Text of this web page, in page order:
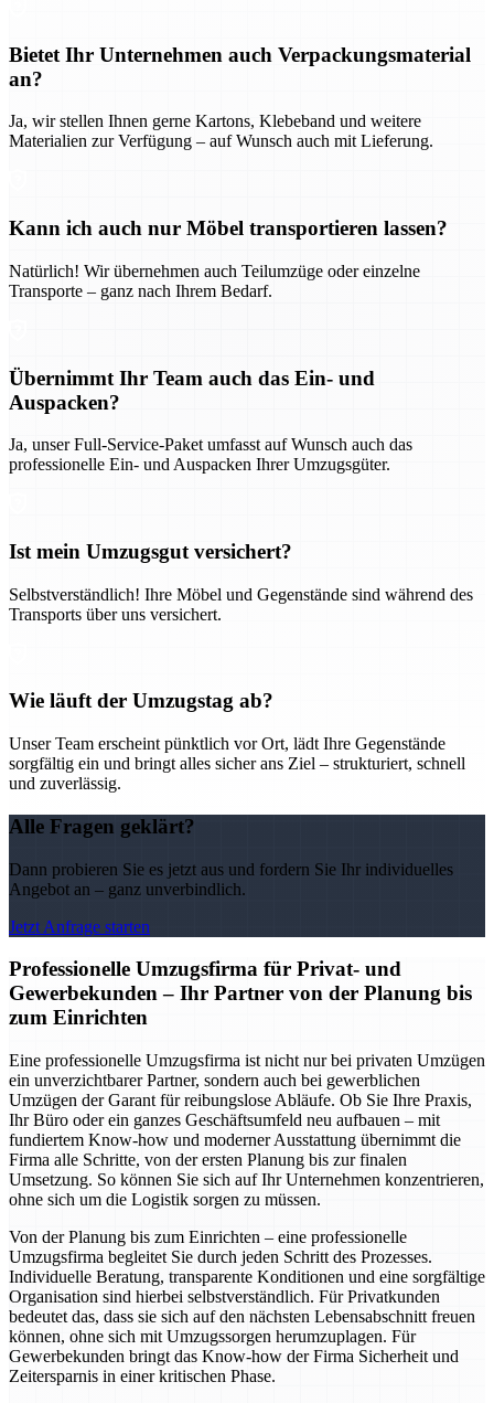
Bietet Ihr Unternehmen auch Verpackungsmaterial
an?
Ja, wir stellen Ihnen gerne Kartons, Klebeband und weitere
Materialien zur Verfügung – auf Wunsch auch mit Lieferung.
Kann ich auch nur Möbel transportieren lassen?
Natürlich! Wir übernehmen auch Teilumzüge oder einzelne
Transporte – ganz nach Ihrem Bedarf.
Übernimmt Ihr Team auch das Ein- und
Auspacken?
Ja, unser Full-Service-Paket umfasst auf Wunsch auch das
professionelle Ein- und Auspacken Ihrer Umzugsgüter.
Ist mein Umzugsgut versichert?
Selbstverständlich! Ihre Möbel und Gegenstände sind während des
Transports über uns versichert.
Wie läuft der Umzugstag ab?
Unser Team erscheint pünktlich vor Ort, lädt Ihre Gegenstände
sorgfältig ein und bringt alles sicher ans Ziel – strukturiert, schnell
und zuverlässig.
Alle Fragen geklärt?
Dann probieren Sie es jetzt aus und fordern Sie Ihr individuelles
Angebot an – ganz unverbindlich.
Jetzt Anfrage starten
Professionelle Umzugsfirma für Privat- und
Gewerbekunden – Ihr Partner von der Planung bis
zum Einrichten
Eine professionelle Umzugsfirma ist nicht nur bei privaten Umzügen
ein unverzichtbarer Partner, sondern auch bei gewerblichen
Umzügen der Garant für reibungslose Abläufe. Ob Sie Ihre Praxis,
Ihr Büro oder ein ganzes Geschäftsumfeld neu aufbauen – mit
fundiertem Know-how und moderner Ausstattung übernimmt die
Firma alle Schritte, von der ersten Planung bis zur finalen
Umsetzung. So können Sie sich auf Ihr Unternehmen konzentrieren,
ohne sich um die Logistik sorgen zu müssen.
Von der Planung bis zum Einrichten – eine professionelle
Umzugsfirma begleitet Sie durch jeden Schritt des Prozesses.
Individuelle Beratung, transparente Konditionen und eine sorgfältige
Organisation sind hierbei selbstverständlich. Für Privatkunden
bedeutet das, dass sie sich auf den nächsten Lebensabschnitt freuen
können, ohne sich mit Umzugssorgen herumzuplagen. Für
Gewerbekunden bringt das Know-how der Firma Sicherheit und
Zeitersparnis in einer kritischen Phase.